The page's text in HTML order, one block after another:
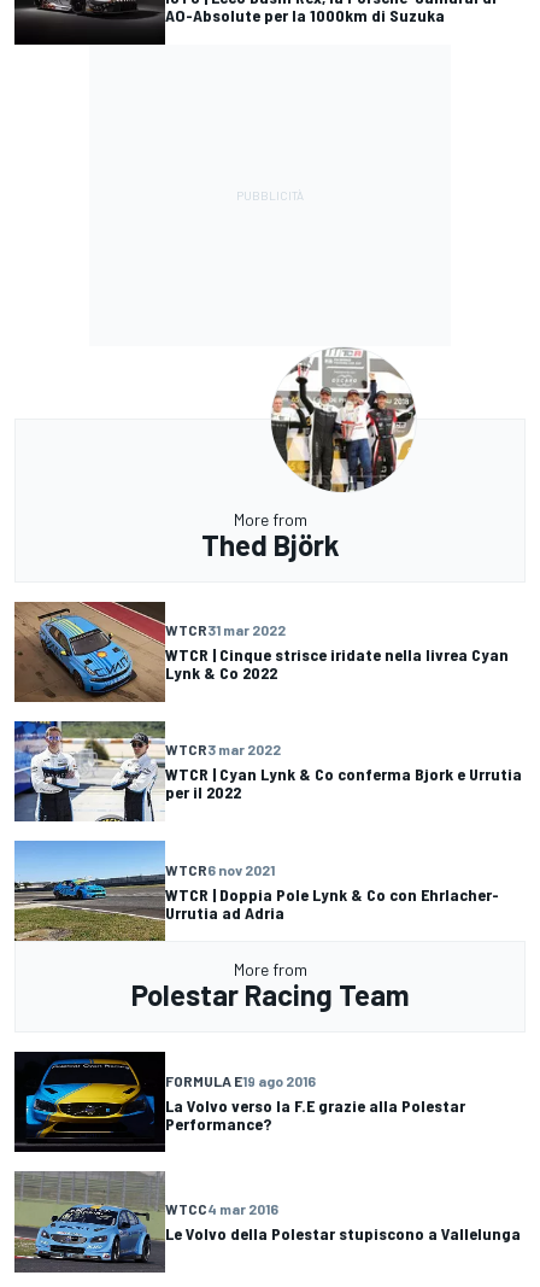
AO-Absolute per la 1000km di Suzuka
More from
Thed Björk
WTCR31 mar 2022
WTCR | Cinque strisce iridate nella livrea Cyan
Lynk & Co 2022
WTCR3 mar 2022
WTCR | Cyan Lynk & Co conferma Bjork e Urrutia
per il 2022
WTCR6 nov 2021
WTCR | Doppia Pole Lynk & Co con Ehrlacher-
Urrutia ad Adria
More from
Polestar Racing Team
FORMULA E19 ago 2016
La Volvo verso la F.E grazie alla Polestar
Performance?
WTCC4 mar 2016
Le Volvo della Polestar stupiscono a Vallelunga